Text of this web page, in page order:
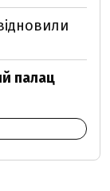
палац